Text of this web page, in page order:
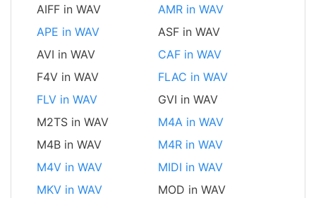
AIFF in WAV
AMR in WAV
APE in WAV
ASF in WAV
AVI in WAV
CAF in WAV
F4V in WAV
FLAC in WAV
FLV in WAV
GVI in WAV
M2TS in WAV
M4A in WAV
M4B in WAV
M4R in WAV
M4V in WAV
MIDI in WAV
MKV in WAV
MOD in WAV